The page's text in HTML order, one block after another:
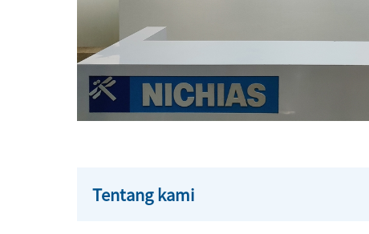
Tentang kami